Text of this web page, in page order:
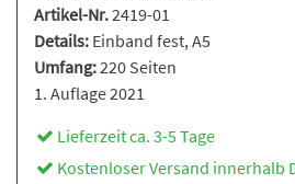
Artikel-Nr.2419-01
Details: Einband fest, A5
Umfang:220 Seiten
1. Auflage 2021
Lieferzeit ca. 3-5 Tage
Kostenloser Versand innerhalb